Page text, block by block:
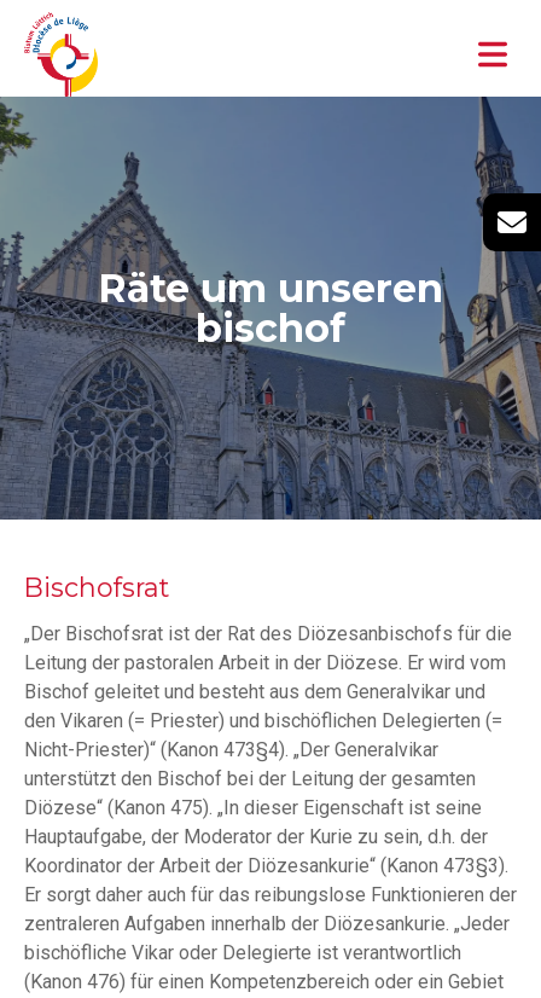
Räte um unseren
bischof
Bischofsrat
„Der Bischofsrat ist der Rat des Diözesanbischofs für die
Leitung der pastoralen Arbeit in der Diözese. Er wird vom
Bischof geleitet und besteht aus dem Generalvikar und
den Vikaren (= Priester) und bischöflichen Delegierten (=
Nicht-Priester)“ (Kanon 473§4). „Der Generalvikar
unterstützt den Bischof bei der Leitung der gesamten
Diözese“ (Kanon 475). „In dieser Eigenschaft ist seine
Hauptaufgabe, der Moderator der Kurie zu sein, d.h. der
Koordinator der Arbeit der Diözesankurie“ (Kanon 473§3).
Er sorgt daher auch für das reibungslose Funktionieren der
zentraleren Aufgaben innerhalb der Diözesankurie. „Jeder
bischöfliche Vikar oder Delegierte ist verantwortlich
(Kanon 476) für einen Kompetenzbereich oder ein Gebiet